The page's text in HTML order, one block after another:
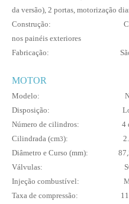
da versão), 2 portas, motorização
Construção: Carroceria
nos painéis exteriores
Fabricação: São José
MOTOR
Modelo:
Disposição:
Número de cilindros: 4
Cilindrada (cm3):
Diâmetro e Curso (mm):
Válvulas: SOHC,
Injeção combustível:
Taxa de compressão: